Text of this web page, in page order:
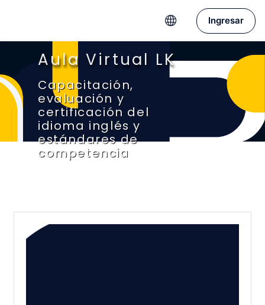
Ingresar
Aula Virtual LK
Capacitación,
evaluación y
certificación del
idioma inglés y
estándares de
competencia